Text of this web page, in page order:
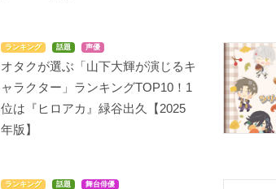
ランキング 話題 声優
オタクが選ぶ「山下大輝が演じるキ
ャラクター」ランキングTOP10！1
位は『ヒロアカ』緑谷出久【2025
年版】
ランキング 話題 舞台俳優